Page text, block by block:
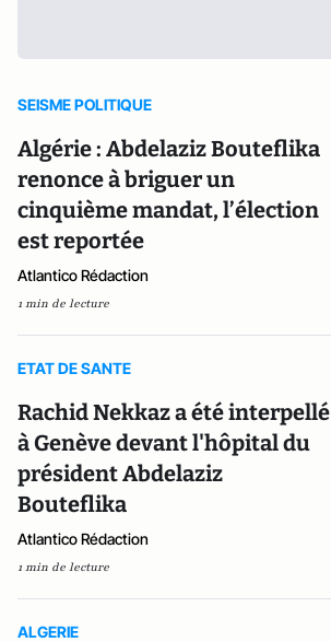
SEISME POLITIQUE
Algérie : Abdelaziz Bouteflika
renonce à briguer un
cinquième mandat, l’élection
est reportée
Atlantico Rédaction
1 min de lecture
ETAT DE SANTE
Rachid Nekkaz a été interpellé
à Genève devant l'hôpital du
président Abdelaziz
Bouteflika
Atlantico Rédaction
1 min de lecture
ALGERIE